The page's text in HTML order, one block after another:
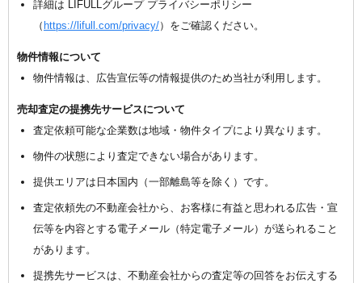
詳細は LIFULLグループ プライバシーポリシー
（ https://lifull.com/privacy/）をご確認ください。
物件情報について
物件情報は、広告宣伝等の情報提供のため当社が利用します。
売却査定の提携先サービスについて
査定依頼可能な企業数は地域・物件タイプにより異なります。
物件の状態により査定できない場合があります。
提供エリアは日本国内（一部離島等を除く）です。
査定依頼先の不動産会社から、お客様に有益と思われる広告・宣
伝等を内容とする電子メール（特定電子メール）が送られること
があります。
提携先サービスは、不動産会社からの査定等の回答をお伝えする